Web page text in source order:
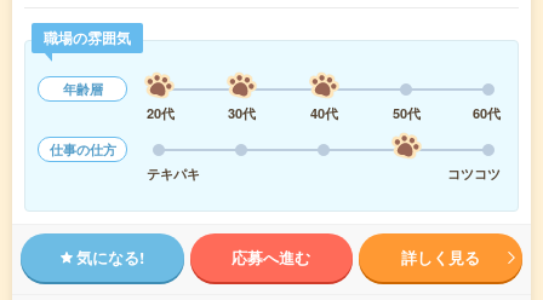
職場の雰囲気
年齢層
20代
30代 40代 50代
60代
仕事の仕方
テキパキ
コツコツ
気になる! 応募へ進む 詳しく見る